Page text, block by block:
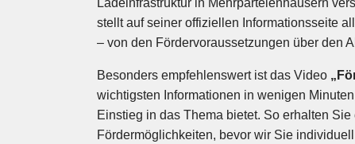
stellt auf seiner offiziellen Informationsseite
– von den Fördervoraussetzungen über den
Besonders empfehlenswert ist das Video
wichtigsten Informationen in wenigen
Einstieg in das Thema bietet. So erhalten
Fördermöglichkeiten, bevor wir Sie